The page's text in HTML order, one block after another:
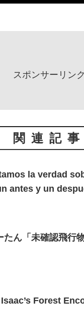
スポンサーリンク
関連記事
la verdad
antes y un
ん「未確認飛行物
Forest